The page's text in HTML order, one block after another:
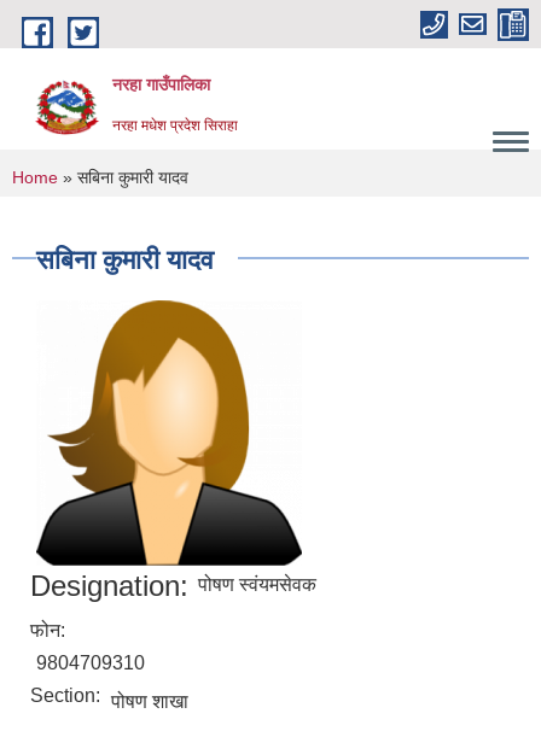
Skip to main content
नरहा गाउँपालिका
नरहा मधेश प्रदेश सिराहा
You are here
Home » सबिना कुमारी यादव
सबिना कुमारी यादव
Designation: पोषण स्वंयमसेवक
फोन:
9804709310
Section: पोषण शाखा